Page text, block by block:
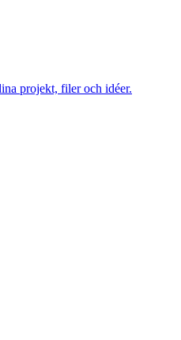
projekt, filer och idéer.